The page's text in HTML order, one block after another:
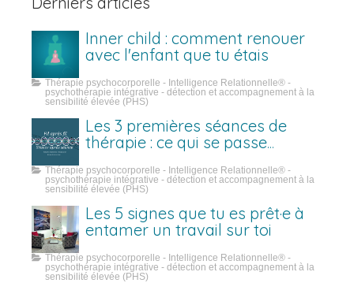
Inner child : comment renouer
avec l'enfant que tu étais
Thérapie psychocorporelle - Intelligence Relationnelle® -
psychothérapie intégrative - détection et accompagnement à la
sensibilité élevée (PHS)
Les 3 premières séances de
thérapie : ce qui se passe
Thérapie psychocorporelle - Intelligence Relationnelle® -
psychothérapie intégrative - détection et accompagnement à la
sensibilité élevée (PHS)
Les 5 signes que tu es prêt·e à
entamer un travail sur toi
Thérapie psychocorporelle - Intelligence Relationnelle® -
psychothérapie intégrative - détection et accompagnement à la
sensibilité élevée (PHS)